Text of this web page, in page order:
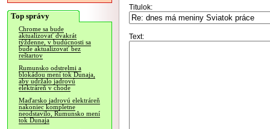
Top správy
Chrome sa bude
aktualizovať dvakrát
týždenne, v budúcnosti sa
bude aktualizovať bez
reštartov
Rumunsko odstrelmi a
blokádou mení tok Dunaja,
aby udržalo jadrovú
elektráreň v chode
Maďarsko jadrovú elektráreň
nakoniec kompletne
neodstavilo, Rumunsko mení
tok Dunaja
Titulok:
Text: